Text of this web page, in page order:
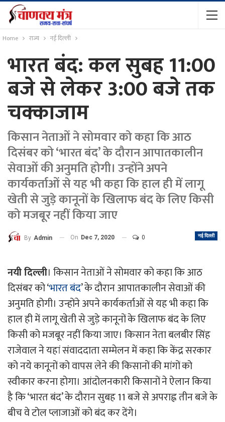
Home राज्य नई दिल्ली
भारत बंद: कल सुबह 11:00
बजे से लेकर 3:00 बजे तक
चक्काजाम
किसान नेताओं ने सोमवार को कहा कि आठ
दिसंबर को ‘भारत बंद’ के दौरान आपातकालीन
सेवाओं की अनुमति होगी। उन्होंने अपने
कार्यकर्ताओं से यह भी कहा कि हाल ही में लागू
खेती से जुड़े कानूनों के खिलाफ बंद के लिए किसी
को मजबूर नहीं किया जाए
नई दिल्ली
By Admin On Dec 7, 2020 0
नयी दिल्ली। किसान नेताओं ने सोमवार को कहा कि आठ
दिसंबर को ‘भारत बंद’ के दौरान आपातकालीन सेवाओं की
अनुमति होगी। उन्होंने अपने कार्यकर्ताओं से यह भी कहा कि
हाल ही में लागू खेती से जुड़े कानूनों के खिलाफ बंद के लिए
किसी को मजबूर नहीं किया जाए। किसान नेता बलबीर सिंह
राजेवाल ने यहां संवाददाता सम्मेलन में कहा कि केंद्र सरकार
को नये कानूनों को वापस लेने की किसानों की मांगों को
स्वीकार करना होगा। आंदोलनकारी किसानों ने ऐलान किया
है कि ‘भारत बंद’ के दौरान सुबह 11 बजे से अपराह्न तीन बजे के
बीच वे टोल प्लाजाओं को बंद कर देंगे।